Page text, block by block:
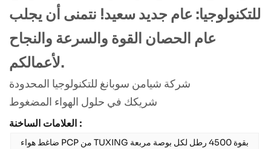
للتكنولوجيا: عام جديد سعيد! نتمنى أن يجلب
عام الحصان القوة والسرعة والنجاح
لأعمالكم.
شركة شيامن سوبانغ للتكنولوجيا المحدودة
شريكك في حلول الهواء المضغوط
العلامات الساخنة :
ضاغط هواء PCP من TUXING بقوة 4500 رطل لكل بوصة مربعة